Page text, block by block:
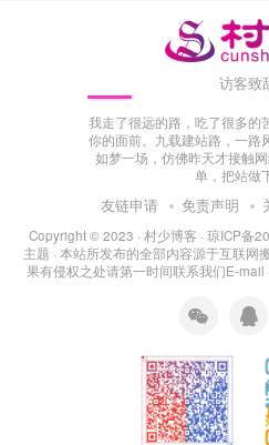
访客致
我走了很远的路，吃了很多的
你的面前。九载建站路，一路
如梦一场，仿佛昨天才接触
单，把站做
友链申请 免责声明
Copyright © 2023 · 村少博客 · 琼ICP备
主题 · 本站所发布的全部内容源于互联
果有侵权之处请第一时间联系我们E-